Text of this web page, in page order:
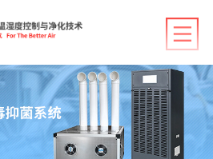
华云首页
产品中心
行业应用